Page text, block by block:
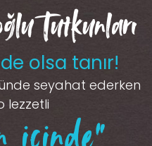
Tutkunları
olsa tanır!
seyahat ederken
lezzetli